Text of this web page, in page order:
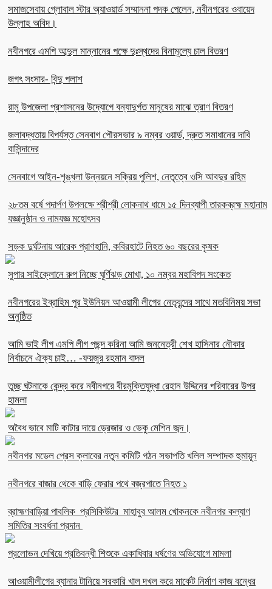
সমাজসেবায় গ্লোবাল স্টার অ্যাওয়ার্ড সম্মাননা পদক পেলেন, নবীনগরের ওবায়েদ
উল্লাহ অবিদ।
নবীনগরে এমপি আব্দুল মান্নানের পক্ষে দুঃস্থদের বিনামূল্যে চাল বিতরণ
জগৎ সংসার- বিন্দু পলাশ
রামু উপজেলা প্রশাসনের উদ্যোগে বন্যাদুর্গত মানুষের মাঝে ত্রাণ বিতরণ
জলাবদ্ধতায় বিপর্যস্ত সেনবাগ পৌরসভার ৯ নম্বর ওয়ার্ড, দ্রুত সমাধানের দাবি
বাসিন্দাদের
সেনবাগে আইন-শৃঙ্খলা উন্নয়নে সক্রিয় পুলিশ, নেতৃত্বে ওসি আবদুর রহিম
২৮তম বর্ষে পদার্পণ উপলক্ষে শ্রীশ্রী লোকনাথ ধামে ১৫ দিনব্যাপী তারকব্রহ্ম মহানাম
যজ্ঞানুষ্ঠান ও নামযজ্ঞ মহোৎসব
সড়ক দুর্ঘটনায় আরেক প্রাণহানি, কবিরহাটে নিহত ৬০ বছরের কৃষক
সুপার সাইক্লোনে রুপ নিচ্ছে ঘূর্ণিঝড় মোখা, ১০ নম্বর মহাবিপদ সংকেত
নবীনগরের ইব্রাহিম পুর ইউনিয়ন আওয়ামী লীগের নেতৃবৃন্দের সাথে মতবিনিময় সভা
অনুষ্ঠিত
আমি ভাই লীগ এমপি লীগ পছন্দ করিনা আমি জননেত্রী শেখ হাসিনার নৌকার
নির্বাচনে ঐক্য চাই… -ফয়জুর রহমান বাদল
তুচ্ছ ঘটনাকে কেন্দ্র করে নবীনগরে বীরমুক্তিযুদ্ধা রেহান উদ্দিনের পরিবারের উপর
হামলা
অবৈধ ভাবে মাটি কাটার দায়ে ড্রেজার ও ভেকু মেশিন জব্দ।
নবীনগর মডেল প্রেস ক্লাবের নতুন কমিটি গঠন সভাপতি খলিল সম্পাদক হুমায়ূন
নবীনগরে বাজার থেকে বাড়ি ফেরার পথে বজ্রপাতে নিহত ১
ব্রাহ্মণবাড়িয়া পাবলিক প্রসিকিউটর মাহাবুব আলম খোকনকে নবীনগর কল্যাণ
সমিতির সংবর্ধনা প্রদান
প্রলোভন দেখিয়ে প্রতিবন্ধী শিশুকে একাধিবার ধর্ষণের অভিযোগে মামলা
আওয়ামীলীগের ব্যানার টানিয়ে সরকারি খাল দখল করে মার্কেট নির্মাণ কাজ বন্ধের